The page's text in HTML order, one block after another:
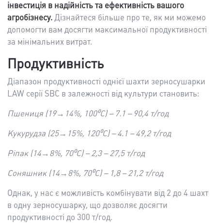
інвестиція в надійність та ефективність вашого
агробізнесу. Дізнайтеся більше про те, як ми можемо
допомогти вам досягти максимальної продуктивності
за мінімальних витрат.
Продуктивність
Діапазон продуктивності однієї шахти зерносушарки
LAW серії SBC в залежності від культури становить:
Пшениця (19→14%, 100⁰С) – 7.1 – 90,4 т/год
Кукурудза (25→15%, 120⁰С) – 4.1 – 49,2 т/год
Ріпак (14→8%, 70⁰С) – 2,3 – 27,5 т/год
Соняшник (14→8%, 70⁰С) – 1,8 – 21,2 т/год
Однак, у нас є можливість комбінувати від 2 до 4 шахт
в одну зерносушарку, що дозволяє досягти
продуктивності до 300 т/год.